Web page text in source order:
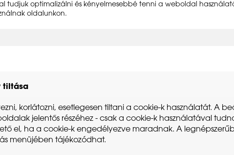
optimalizálni és kényelmesebbé tenni a weboldal
oldalunkon.
tiltása
korlátozni, esetlegesen tiltani a cookie-k használatát. A
jelentős részéhez - csak a cookie-k használatával
el, ha a cookie-k engedélyezve maradnak. A
menüjében tájékozódhat.